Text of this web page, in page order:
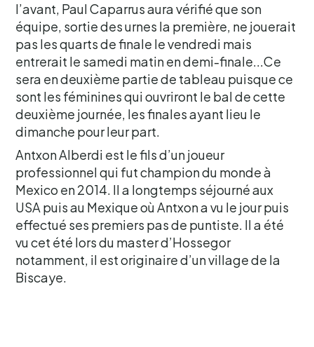
l’avant, Paul Caparrus aura vérifié que son
équipe, sortie des urnes la première, ne jouerait
pas les quarts de finale le vendredi mais
entrerait le samedi matin en demi-finale...Ce
sera en deuxième partie de tableau puisque ce
sont les féminines qui ouvriront le bal de cette
deuxième journée, les finales ayant lieu le
dimanche pour leur part.
Antxon Alberdi est le fils d’un joueur
professionnel qui fut champion du monde à
Mexico en 2014. Il a longtemps séjourné aux
USA puis au Mexique où Antxon a vu le jour puis
effectué ses premiers pas de puntiste. Il a été
vu cet été lors du master d’Hossegor
notamment, il est originaire d’un village de la
Biscaye.